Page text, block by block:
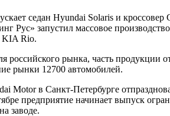
седан Hyundai Solaris и
Рус» запустил массовое
KIA Rio.
российского рынка, часть продукции
рынки 12700 автомобилей.
Motor в Санкт-Петербурге
предприятие начинает выпуск
заводе.